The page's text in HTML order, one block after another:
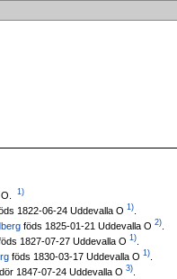
1)
1822-06-24 Uddevalla O 1)
föds 1825-01-21 Uddevalla O 2)
1827-07-27 Uddevalla O 1)
föds 1830-03-17 Uddevalla O 1)
dör 1847-07-24 Uddevalla O 3)